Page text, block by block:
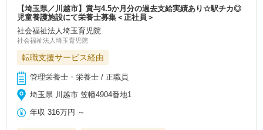
【埼玉県／川越市】賞与4.5か月分の過去支給実績あり☆駅チカ◎
児童養護施設にて栄養士募集＜正社員＞
社会福祉法人埼玉育児院
社会福祉法人埼玉育児院
転職支援サービス経由
管理栄養士・栄養士 / 正職員
埼玉県 川越市 笠幡4904番地1
年収 316万円 ～